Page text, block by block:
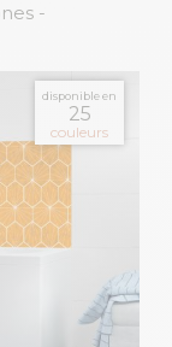
-
disponible en
25
couleurs